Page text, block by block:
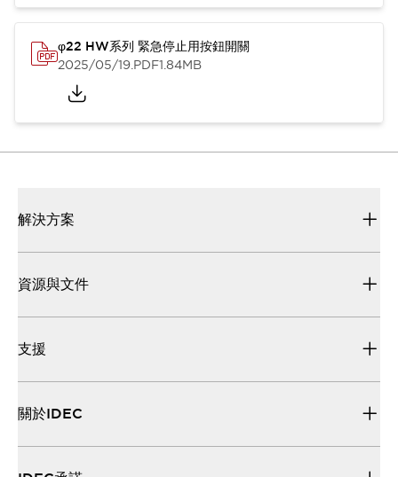
φ22 HW系列 緊急停止用按鈕開關
2025/05/19.PDF1.84MB
解決方案
資源與文件
支援
關於IDEC